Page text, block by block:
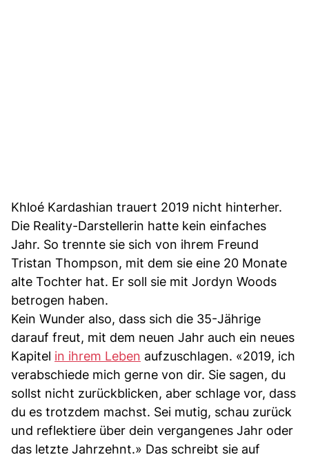
Khloé Kardashian trauert 2019 nicht hinterher.
Die Reality-Darstellerin hatte kein einfaches
Jahr. So trennte sie sich von ihrem Freund
Tristan Thompson, mit dem sie eine 20 Monate
alte Tochter hat. Er soll sie mit Jordyn Woods
betrogen haben.
Kein Wunder also, dass sich die 35-Jährige
darauf freut, mit dem neuen Jahr auch ein neues
Kapitel in ihrem Leben aufzuschlagen. «2019, ich
verabschiede mich gerne von dir. Sie sagen, du
sollst nicht zurückblicken, aber schlage vor, dass
du es trotzdem machst. Sei mutig, schau zurück
und reflektiere über dein vergangenes Jahr oder
das letzte Jahrzehnt.» Das schreibt sie auf